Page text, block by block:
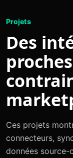
Projets
Des
Ces projets
connecteurs,
données source-